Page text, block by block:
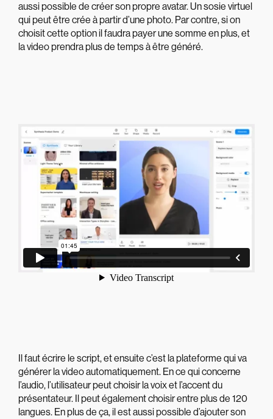
aussi possible de créer son propre avatar. Un sosie virtuel
qui peut être crée à partir d’une photo. Par contre, si on
choisit cette option il faudra payer une somme en plus, et
la video prendra plus de temps à être généré.
Il faut écrire le script, et ensuite c’est la plateforme qui va
générer la video automatiquement. En ce qui concerne
l’audio, l’utilisateur peut choisir la voix et l’accent du
présentateur. Il peut également choisir entre plus de 120
langues. En plus de ça, il est aussi possible d’ajouter son